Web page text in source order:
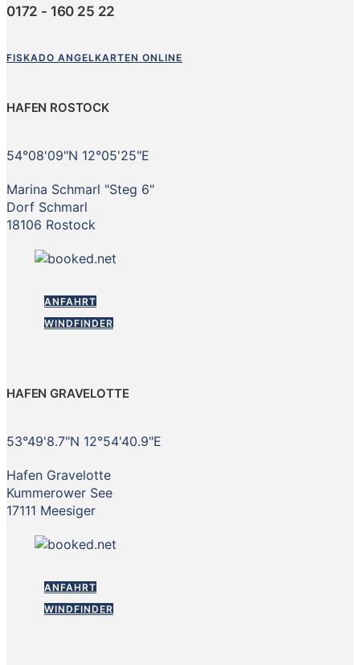
0172 - 160 25 22
FISKADO ANGELKARTEN ONLINE
HAFEN ROSTOCK
54°08'09"N 12°05'25"E
Marina Schmarl "Steg 6"
Dorf Schmarl
18106 Rostock
ANFAHRT
WINDFINDER
HAFEN GRAVELOTTE
53°49'8.7"N 12°54'40.9"E
Hafen Gravelotte
Kummerower See
17111 Meesiger
ANFAHRT
WINDFINDER